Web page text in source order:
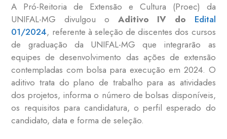
A Pró-Reitoria de Extensão e Cultura (Proec) da
UNIFAL-MG divulgou o Aditivo IV do Edital
01/2024, referente à seleção de discentes dos cursos
de graduação da UNIFAL-MG que integrarão as
equipes de desenvolvimento das ações de extensão
contempladas com bolsa para execução em 2024. O
aditivo trata do plano de trabalho para as atividades
dos projetos, informa o número de bolsas disponíveis,
os requisitos para candidatura, o perfil esperado do
candidato, data e forma de seleção.